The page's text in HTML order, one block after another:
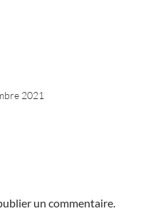
2021
un commentaire.